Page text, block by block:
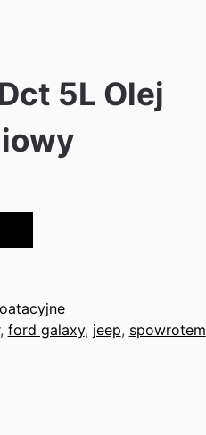
5L Olej
, ford galaxy, jeep, spowrotem